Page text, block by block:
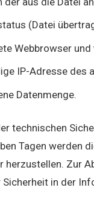
(Datei
Webbrowser
IP-Adresse des
Datenmenge.
technischen
Tagen werden
herzustellen. Zur
in der